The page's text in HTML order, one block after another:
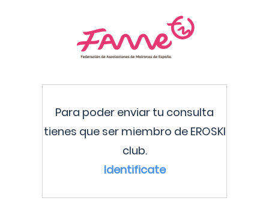
Para poder enviar tu consulta
tienes que ser miembro de EROSKI
club.
Identificate